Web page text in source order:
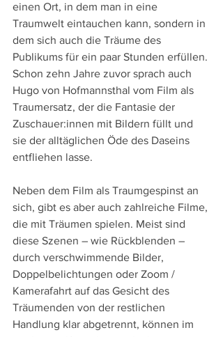
einen Ort, in dem man in eine
Traumwelt eintauchen kann, sondern in
dem sich auch die Träume des
Publikums für ein paar Stunden erfüllen.
Schon zehn Jahre zuvor sprach auch
Hugo von Hofmannsthal vom Film als
Traumersatz, der die Fantasie der
Zuschauer:innen mit Bildern füllt und
sie der alltäglichen Öde des Daseins
entfliehen lasse.
Neben dem Film als Traumgespinst an
sich, gibt es aber auch zahlreiche Filme,
die mit Träumen spielen. Meist sind
diese Szenen – wie Rückblenden –
durch verschwimmende Bilder,
Doppelbelichtungen oder Zoom /
Kamerafahrt auf das Gesicht des
Träumenden von der restlichen
Handlung klar abgetrennt, können im